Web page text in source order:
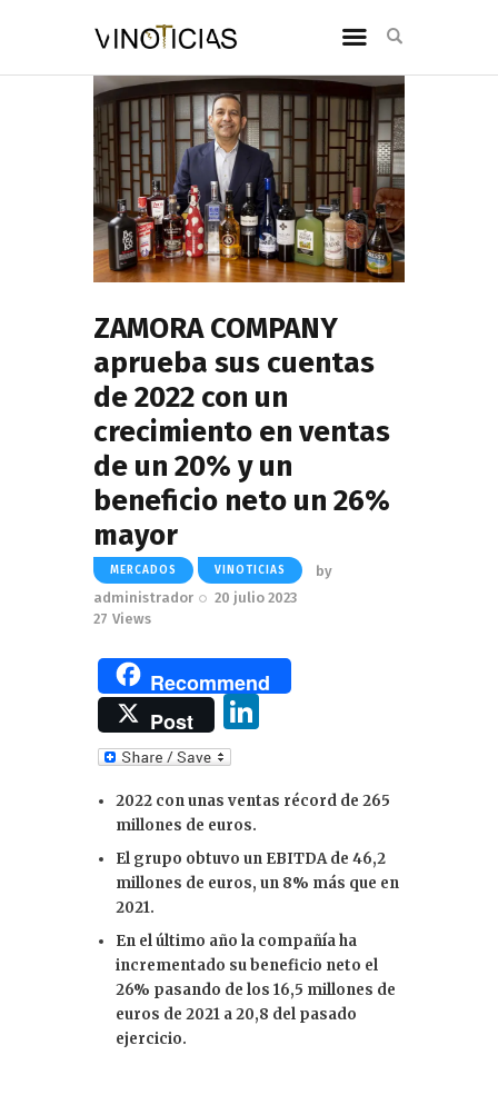
ZAMORA COMPANY
aprueba sus cuentas
de 2022 con un
crecimiento en ventas
de un 20% y un
beneficio neto un 26%
mayor
MERCADOS VINOTICIAS
by
administrador
20 julio 2023
27 Views
Recommend
Post
e
dI
n
2022 con unas ventas récord de 265
millones de euros.
El grupo obtuvo un EBITDA de 46,2
millones de euros, un 8% más que en
2021.
En el último año la compañía ha
incrementado su beneficio neto el
26% pasando de los 16,5 millones de
euros de 2021 a 20,8 del pasado
ejercicio.